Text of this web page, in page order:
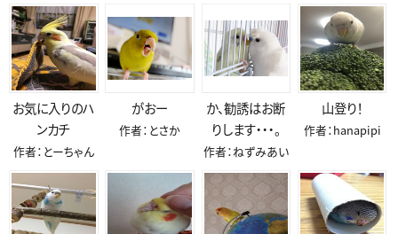
お気に入りのハ
ンカチ
作者：とーちゃん
がおー
作者：とさか
か、勧誘はお断
りします・・・。
作者：ねずみあい
山登り！
作者：hanapipi